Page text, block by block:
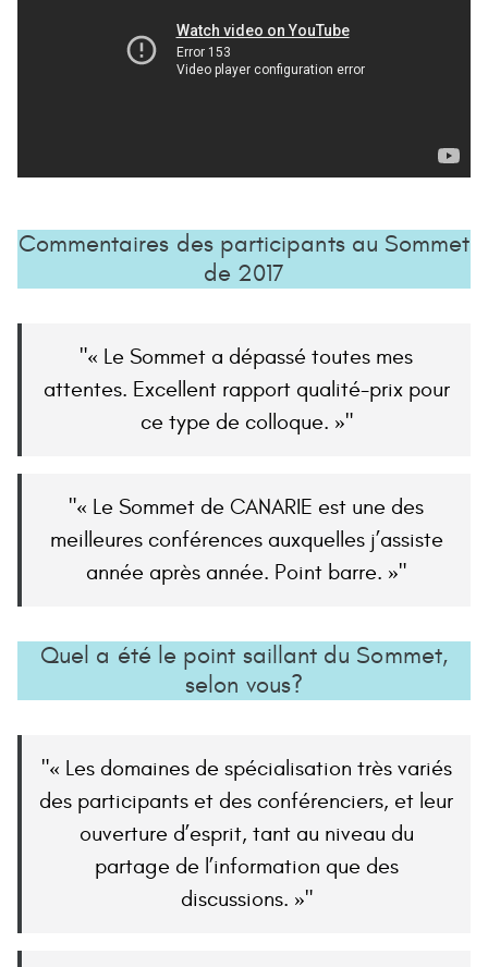
Commentaires des participants au Sommet
de 2017
« Le Sommet a dépassé toutes mes
attentes. Excellent rapport qualité-prix pour
ce type de colloque. »
« Le Sommet de CANARIE est une des
meilleures conférences auxquelles j’assiste
année après année. Point barre. »
Quel a été le point saillant du Sommet,
selon vous?
« Les domaines de spécialisation très variés
des participants et des conférenciers, et leur
ouverture d’esprit, tant au niveau du
partage de l’information que des
discussions. »